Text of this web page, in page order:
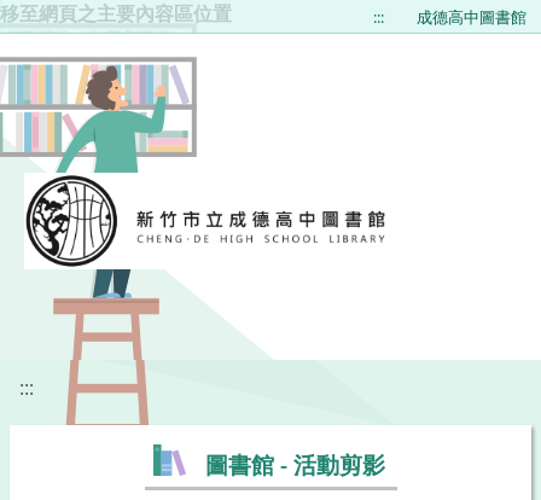
移至網頁之主要內容區位置 ::: 成德高中圖書館
:::
圖書館 - 活動剪影